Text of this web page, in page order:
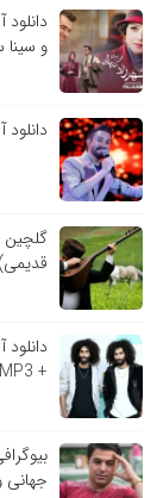
و
قدیمی)
+ MP3 با کیفیت بالا)
جهانی